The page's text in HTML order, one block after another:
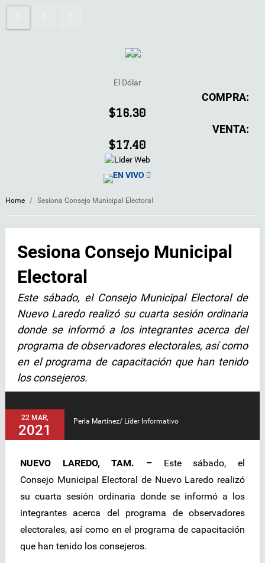
El Dólar
COMPRA:
$16.30
VENTA:
$17.40
EN VIVO
Home / Sesiona Consejo Municipal Electoral
Sesiona Consejo Municipal
Electoral
Este sábado, el Consejo Municipal Electoral de
Nuevo Laredo realizó su cuarta sesión ordinaria
donde se informó a los integrantes acerca del
programa de observadores electorales, así como
en el programa de capacitación que han tenido
los consejeros.
22 MAR,
2021
Perla Martínez/ Líder Informativo
NUEVO LAREDO, TAM. – Este sábado, el
Consejo Municipal Electoral de Nuevo Laredo realizó
su cuarta sesión ordinaria donde se informó a los
integrantes acerca del programa de observadores
electorales, así como en el programa de capacitación
que han tenido los consejeros.